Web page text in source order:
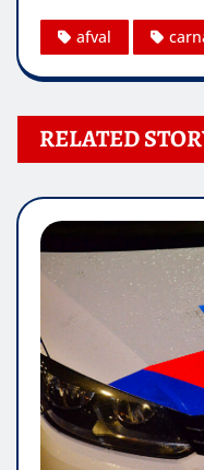
afval
RELATED